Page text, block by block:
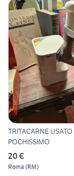
TRITACARNE USATO
POCHISSIMO
20 €
Roma (RM)